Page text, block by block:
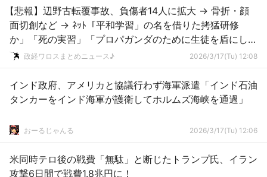
【悲報】辺野古転覆事故、負傷者14人に拡大 → 骨折・顔
面切創など → ﾈｯﾄ「平和学習」の名を借りた拷猛研修
か」「死の実習」「プロパガンダのために生徒を盾にし
た？」政経ワロスまとめニュース♪ 2026/3/17(Tu) 12:08
インド政府、アメリカと協議行わず海軍派遣「インド石油
タンカーをインド海軍が護衛してホルムズ海峡を通過」
おーるじゃんる 2026/3/17(Tu) 12:06
米同時テロ後の戦費「無駄」と断じたトランプ氏、イラン
攻撃6日間で戦費1.8兆円に！